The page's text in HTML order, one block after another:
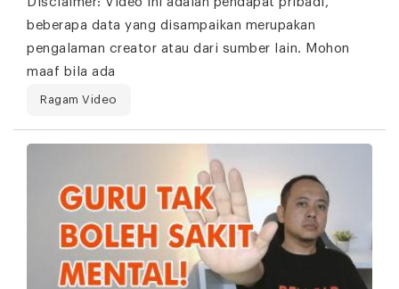
beberapa data yang disampaikan merupakan
pengalaman creator atau dari sumber lain. Mohon
maaf bila ada
Ragam Video